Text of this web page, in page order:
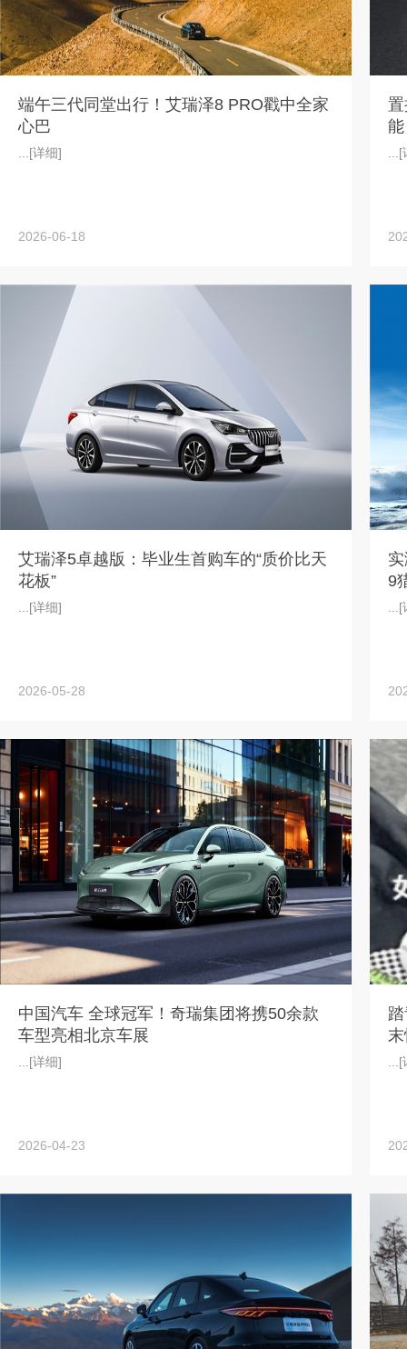
端午三代同堂出行！艾瑞泽8 PRO戳中全家
心巴
[详细]
2026-06-18
[
艾瑞泽5卓越版：毕业生首购车的“质价比天
花板”
[详细]
2026-05-28
9
[
中国汽车 全球冠军！奇瑞集团将携50余款
车型亮相北京车展
[详细]
2026-04-23
[